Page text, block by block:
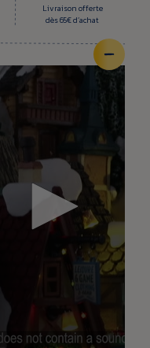
Livraison offerte
dès 65€ d’achat